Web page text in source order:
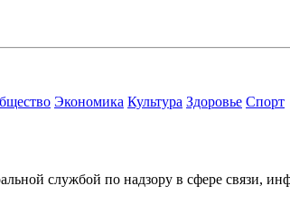
Экономика Культура Здоровье Спорт
службой по надзору в сфере связи,